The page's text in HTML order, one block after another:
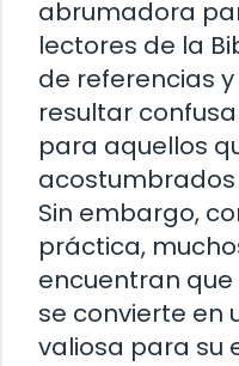
abrumadora
lectores de la
de referencias
resultar
para aquellos
acostumbrados
Sin embargo,
práctica,
encuentran que
se convierte en
valiosa para su